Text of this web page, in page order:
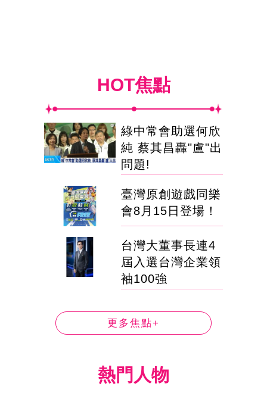
HOT焦點
綠中常會助選何欣
純 蔡其昌轟"盧"出
問題!
臺灣原創遊戲同樂
會8月15日登場！
台灣大董事長連4
屆入選台灣企業領
袖100強
更多焦點+
熱門人物